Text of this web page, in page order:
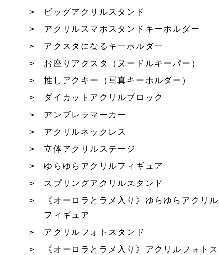
ビッグアクリルスタンド
アクリルスマホスタンドキーホルダー
アクスタになるキーホルダー
お座りアクスタ（ヌードルキーパー）
推しアクキー（写真キーホルダー）
ダイカットアクリルブロック
アンブレラマーカー
アクリルネックレス
立体アクリルステージ
ゆらゆらアクリルフィギュア
スプリングアクリルスタンド
《オーロラとラメ入り》ゆらゆらアクリル
フィギュア
アクリルフォトスタンド
《オーロラとラメ入り》アクリルフォトス